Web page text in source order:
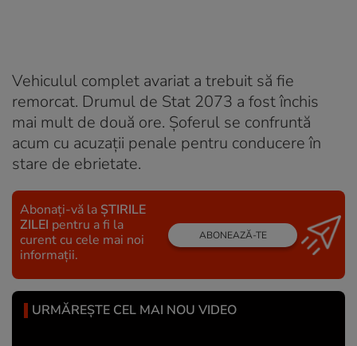
Vehiculul complet avariat a trebuit să fie
remorcat. Drumul de Stat 2073 a fost închis
mai mult de două ore. Șoferul se confruntă
acum cu acuzații penale pentru conducere în
stare de ebrietate.
Abonați-vă la ȘTIRILE
ZILEI pentru a fi la
curent cu cele mai noi
informații.
ABONEAZĂ-TE
URMĂREȘTE CEL MAI NOU VIDEO